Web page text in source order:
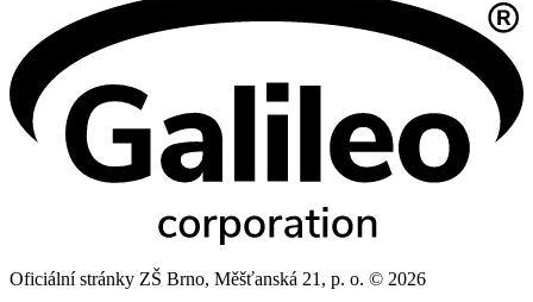
Oficiální stránky ZŠ Brno, Měšťanská 21, p. o. © 2026